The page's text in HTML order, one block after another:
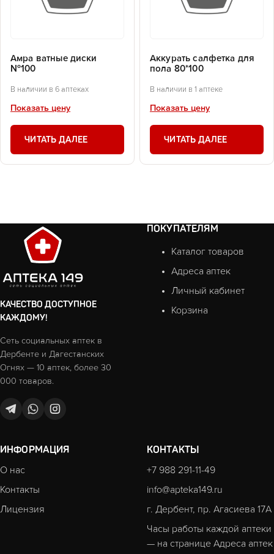
Амра ватные диски
№100
В наличии в 6 аптеках
Показать цену
ЧИТАТЬ ДАЛЕЕ
Аккурать салфетка для
пола 80*100
В наличии в 1 аптеке
Показать цену
ЧИТАТЬ ДАЛЕЕ
КАЧЕСТВО ДОСТУПНОЕ
КАЖДОМУ!
Сеть социальных аптек в
Дербенте и Дагестанских
Огнях — 10 аптек, более 30
000 товаров.
ПОКУПАТЕЛЯМ
Каталог товаров
Адреса аптек
Личный кабинет
Корзина
ИНФОРМАЦИЯ
О нас
Контакты
Лицензия
КОНТАКТЫ
+7 988 291-11-49
info@apteka149.ru
г. Дербент, пр. Агасиева 17А
Часы работы каждой аптеки
— на странице Адреса аптек